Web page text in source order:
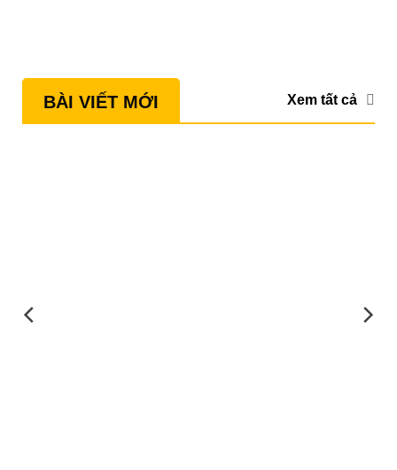
BÀI VIẾT MỚI Xem tất cả